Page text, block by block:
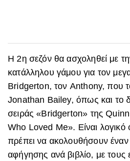
Η 2η σεζόν θα ασχοληθεί με
κατάλληλου γάμου για τον
Bridgerton, τον Anthony, που
Jonathan Bailey, όπως και το
σειράς «Bridgerton» της
Who Loved Me». Είναι λογικό
πρέπει να ακολουθήσουν
αφήγησης ανά βιβλίο, με